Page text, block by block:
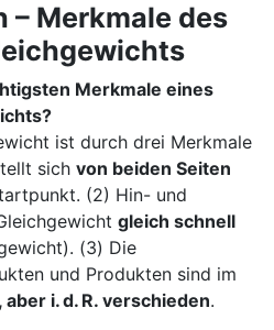
– Merkmale des
Merkmale eines
ist durch drei Merkmale
sich von beiden Seiten
(2) Hin- und
gleich schnell
(3) Die
und Produkten sind im
i. d. R. verschieden.